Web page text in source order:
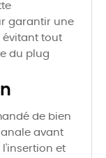
garantir une
évitant tout
du plug
de bien
avant
l'insertion et